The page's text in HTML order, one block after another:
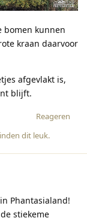
bomen kunnen
kraan daarvoor
afgevlakt is,
blijft.
Reageren
dit leuk.
Phantasialand!
stiekeme